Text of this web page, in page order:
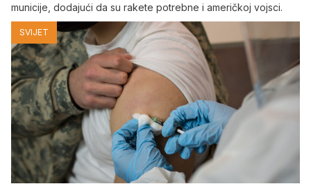
municije, dodajući da su rakete potrebne i američkoj vojsci.
SVIJET